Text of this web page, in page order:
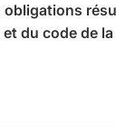
obligations
du code de